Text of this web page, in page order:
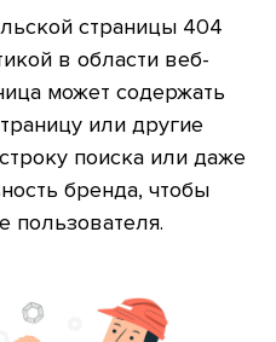
страницы 404
в области веб-
может содержать
или другие
поиска или даже
бренда, чтобы
пользователя.